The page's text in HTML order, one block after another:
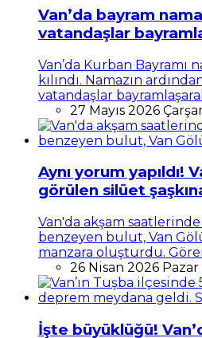
Van’da bayram
vatandaşlar
Van’da Kurban Bayramı
kılındı. Namazın
vatandaşlar
27 Mayıs 2026
Aynı yorum yapıldı!
görülen silüet
Van'da akşam
benzeyen bulut, Van
manzara oluşturdu.
26 Nisan 2026 Pazar
İşte büyüklüğü!